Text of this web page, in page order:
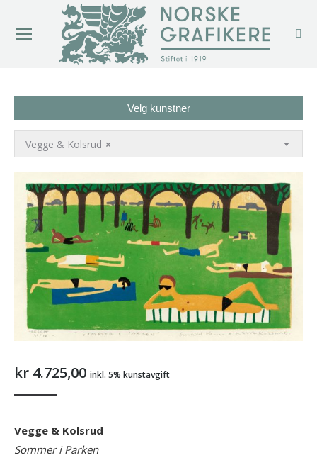
Velg kunstner
×
Vegge & Kolsrud
kr 4.725,00 inkl. 5% kunstavgift
Vegge & Kolsrud
Sommer i Parken